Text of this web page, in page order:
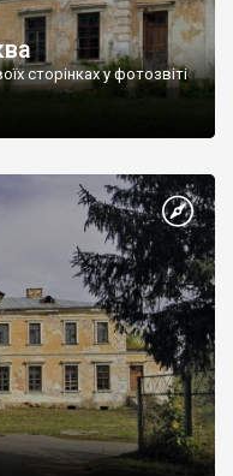
сторінках у фотозвіті